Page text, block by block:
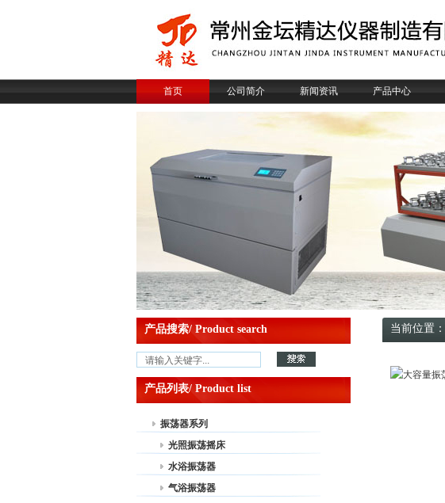
首页 公司简介 新闻资讯 产品中心
产品搜索/ Product search
产品列表/ Product list
振荡器系列
光照振荡摇床
水浴振荡器
气浴振荡器
当前位置：